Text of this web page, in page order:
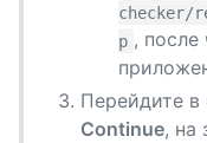
checker/
p , после
Перейдите в
Continue, на